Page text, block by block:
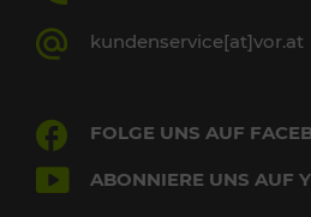
kundenservice[at]vor.at
FOLGE UNS AUF
ABONNIERE UNS AUF